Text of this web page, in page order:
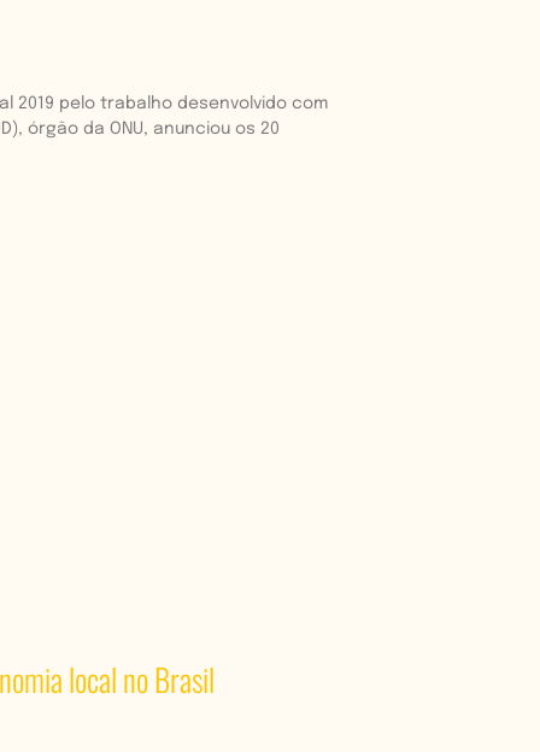
2019 pelo trabalho desenvolvido com
órgão da ONU, anunciou os 20
local no Brasil